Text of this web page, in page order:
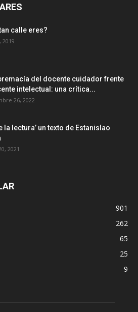
calle eres?
2019
del docente cuidador frente
intelectual: una crítica...
26, 2022
la lectura’ un texto de Estanislao
2021
901
262
65
25
9